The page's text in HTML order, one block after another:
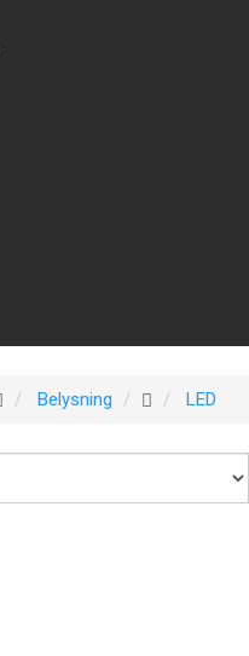
Belysning LED